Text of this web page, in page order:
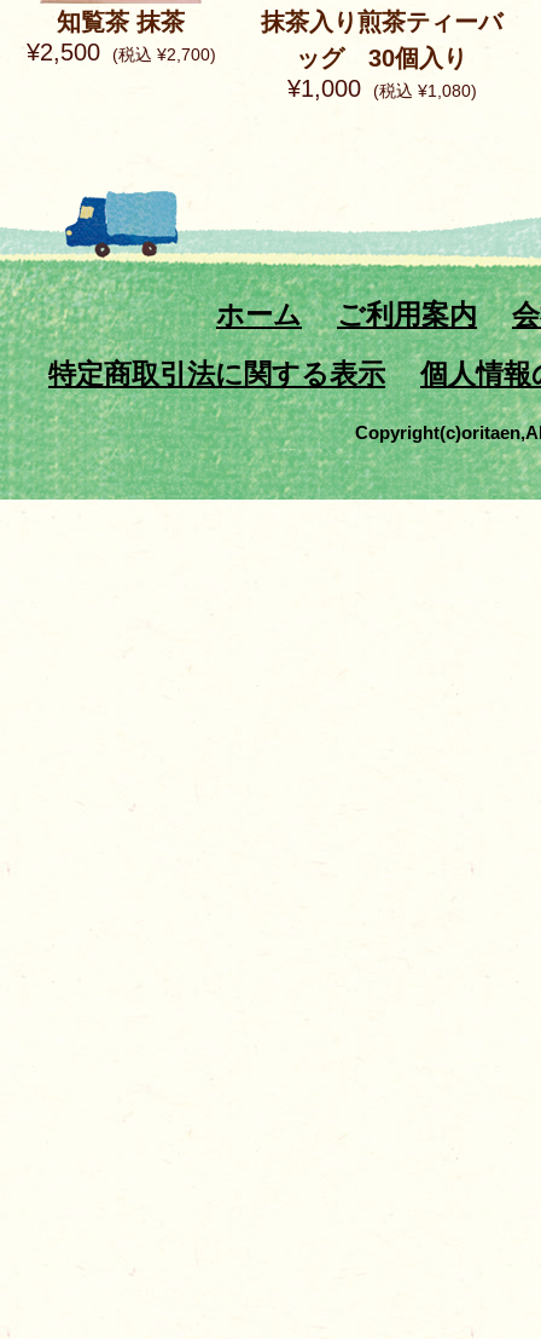
知覧茶 抹茶
¥2,500
(税込 ¥2,700)
抹茶入り煎茶ティーバ
ッグ 30個入り
¥1,000
(税込 ¥1,080)
ホーム ご利用案内
特定商取引法に関する表示
個人情